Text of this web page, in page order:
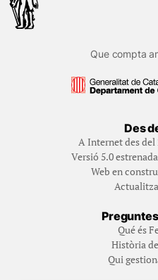
Que compta
Des
A Internet des del
Versió 5.0
Web en
Qué és
Història
Qui